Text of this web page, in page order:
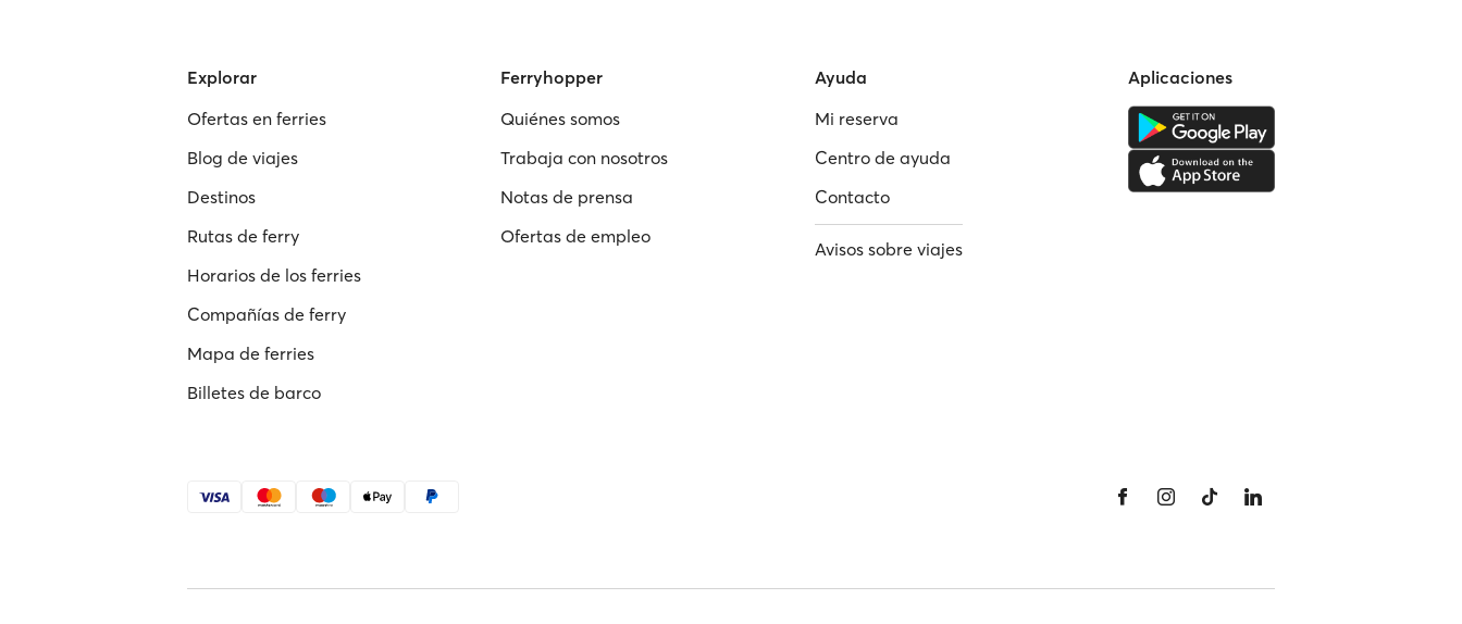
Explorar
Ofertas en ferries
Blog de viajes
Destinos
Rutas de ferry
Horarios de los ferries
Compañías de ferry
Mapa de ferries
Billetes de barco
Ferryhopper
Quiénes somos
Trabaja con nosotros
Notas de prensa
Ofertas de empleo
Ayuda
Mi reserva
Centro de ayuda
Contacto
Avisos sobre viajes
Aplicaciones